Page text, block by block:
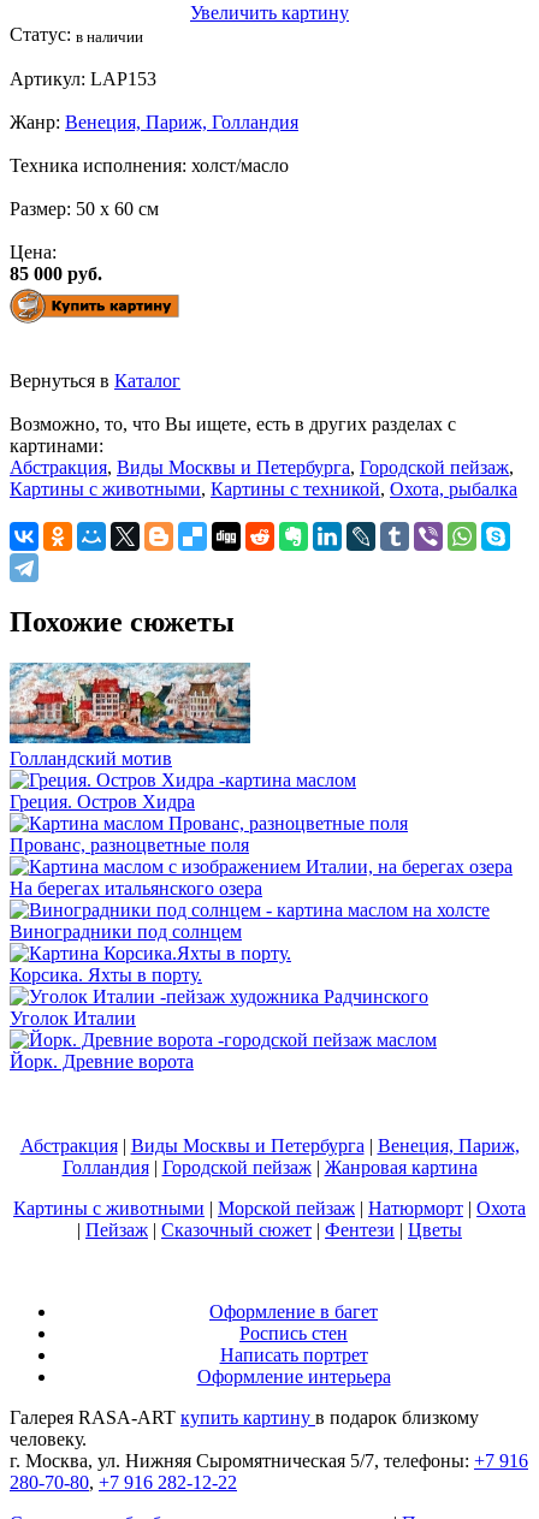
Увеличить картину
Статус: в наличии
Артикул: LAP153
Жанр: Венеция, Париж, Голландия
Техника исполнения: холст/масло
Размер: 50 x 60 см
Цена:
85 000 руб.
Вернуться в Каталог
Возможно, то, что Вы ищете, есть в других разделах с
картинами:
Абстракция, Виды Москвы и Петербурга, Городской пейзаж,
Картины с животными, Картины с техникой, Охота, рыбалка
Похожие сюжеты
Голландский мотив
Греция. Остров Хидра
Прованс, разноцветные поля
На берегах итальянского озера
Виноградники под солнцем
Корсика. Яхты в порту.
Уголок Италии
Йорк. Древние ворота
Абстракция| Виды Москвы и Петербурга | Венеция, Париж,
Голландия| Городской пейзаж| Жанровая картина
Картины с животными | Морской пейзаж | Натюрморт | Охота
| Пейзаж | Сказочный сюжет | Фентези | Цветы
Оформление в багет
Роспись стен
Написать портрет
Оформление интерьера
Галерея RASA-ART купить картину в подарок близкому
человеку.
г. Москва, ул. Нижняя Сыромятническая 5/7, телефоны: +7 916
280-70-80, +7 916 282-12-22